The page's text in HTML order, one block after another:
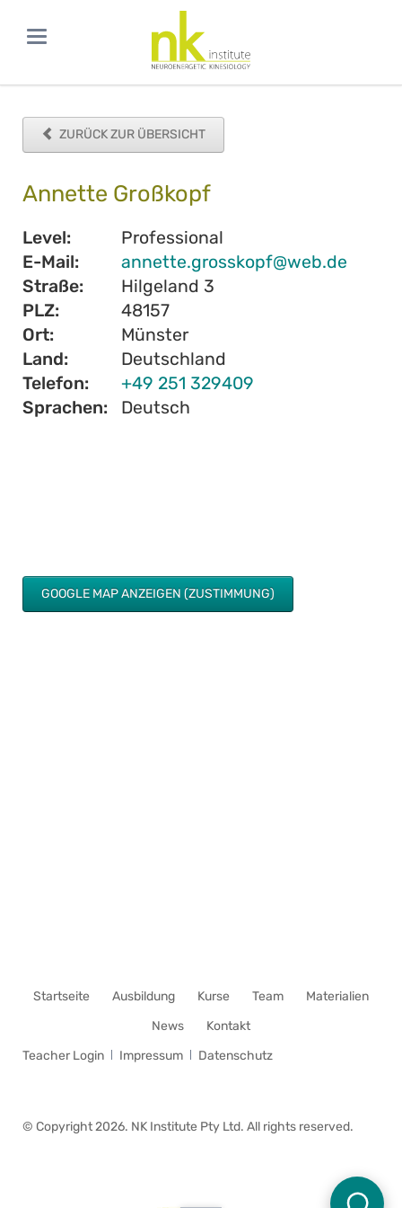
ZURÜCK ZUR ÜBERSICHT
Annette Großkopf
Level:
Professional
E-Mail:
annette.grosskopf@web.de
Straße:
Hilgeland 3
PLZ:
48157
Ort:
Münster
Land:
Deutschland
Telefon:
+49 251 329409
Sprachen:
Deutsch
GOOGLE MAP ANZEIGEN (ZUSTIMMUNG)
Navigation
Startseite Ausbildung Kurse Team
Materialien
News
Kontakt
Navigation
Teacher Login Impressum Datenschutz
© Copyright 2026. NK Institute Pty Ltd. All rights reserved.